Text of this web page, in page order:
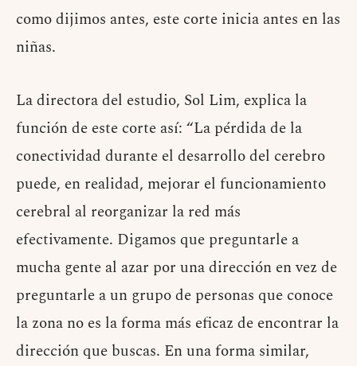
como dijimos antes, este corte inicia antes en las
niñas.
La directora del estudio, Sol Lim, explica la
función de este corte así: “La pérdida de la
conectividad durante el desarrollo del cerebro
puede, en realidad, mejorar el funcionamiento
cerebral al reorganizar la red más
efectivamente. Digamos que preguntarle a
mucha gente al azar por una dirección en vez de
preguntarle a un grupo de personas que conoce
la zona no es la forma más eficaz de encontrar la
dirección que buscas. En una forma similar,